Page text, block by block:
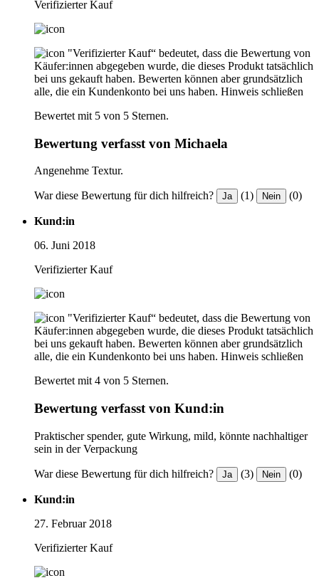
Verifizierter Kauf
"Verifizierter Kauf“ bedeutet, dass die Bewertung von
Käufer:innen abgegeben wurde, die dieses Produkt tatsächlich
bei uns gekauft haben. Bewerten können aber grundsätzlich
alle, die ein Kundenkonto bei uns haben. Hinweis schließen
Bewertet mit 5 von 5 Sternen.
Bewertung verfasst von Michaela
Angenehme Textur.
War diese Bewertung für dich hilfreich? Ja (1) Nein (0)
Kund:in
06. Juni 2018
Verifizierter Kauf
"Verifizierter Kauf“ bedeutet, dass die Bewertung von
Käufer:innen abgegeben wurde, die dieses Produkt tatsächlich
bei uns gekauft haben. Bewerten können aber grundsätzlich
alle, die ein Kundenkonto bei uns haben. Hinweis schließen
Bewertet mit 4 von 5 Sternen.
Bewertung verfasst von Kund:in
Praktischer spender, gute Wirkung, mild, könnte nachhaltiger
sein in der Verpackung
War diese Bewertung für dich hilfreich? Ja (3) Nein (0)
Kund:in
27. Februar 2018
Verifizierter Kauf